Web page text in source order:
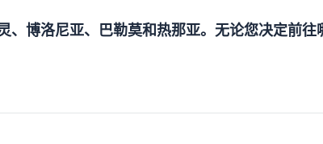
、博洛尼亚、巴勒莫和热那亚。无论您决定前往